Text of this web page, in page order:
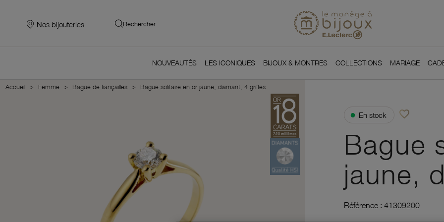
Nos bijouteries Rechercher
NOUVEAUTÉS LES ICONIQUES BIJOUX & MONTRES COLLECTIONS MARIAGE
Accueil Femme Bague de fiançailles Bague solitaire en or jaune, diamant, 4 griffes
● En stock favorite_borderAjouter à vos
Bague
jaune,
Référence : 41309200